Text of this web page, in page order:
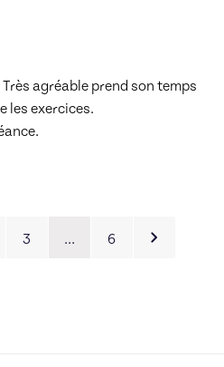
agréable prend son temps
les exercices.
3 … 6